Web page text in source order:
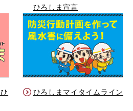
ひろしま宣言
ひろしまマイタイムライン